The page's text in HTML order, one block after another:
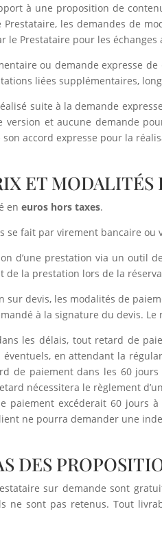
à une proposition de
les demandes de
le Prestataire pour les échanges
ou demande expresse
liées supplémentaires,
suite à la demande
version et aucune demande
accord expresse pour la
ET MODALITÉS
eneuros hors taxes.
se fait par virement bancaire
d’une prestation via un outil
de la prestation lors de la
sur devis, les modalités de
à la signature du devis.
les délais, tout retard de
en attendant la
de paiement dans les 60
nécessitera le règlement
paiement excéderait 60 jours
ne pourra demander une
DES
sur demande sont
ne sont pas retenus. Tout